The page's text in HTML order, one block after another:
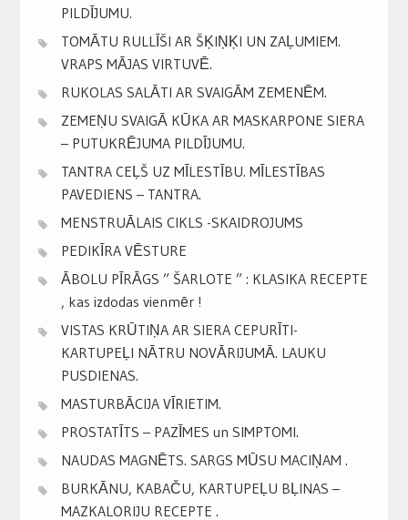
PILDĪJUMU.
TOMĀTU RULLĪŠI AR ŠĶIŅĶI UN ZAĻUMIEM.
VRAPS MĀJAS VIRTUVĒ.
RUKOLAS SALĀTI AR SVAIGĀM ZEMENĒM.
ZEMEŅU SVAIGĀ KŪKA AR MASKARPONE SIERA
– PUTUKRĒJUMA PILDĪJUMU.
TANTRA CEĻŠ UZ MĪLESTĪBU. MĪLESTĪBAS
PAVEDIENS – TANTRA.
MENSTRUĀLAIS CIKLS -SKAIDROJUMS
PEDIKĪRA VĒSTURE
ĀBOLU PĪRĀGS ” ŠARLOTE ” : KLASIKA RECEPTE
, kas izdodas vienmēr !
VISTAS KRŪTIŅA AR SIERA CEPURĪTI-
KARTUPEĻI NĀTRU NOVĀRIJUMĀ. LAUKU
PUSDIENAS.
MASTURBĀCIJA VĪRIETIM.
PROSTATĪTS – PAZĪMES un SIMPTOMI.
NAUDAS MAGNĒTS. SARGS MŪSU MACIŅAM .
BURKĀNU, KABAČU, KARTUPEĻU BĻINAS –
MAZKALORIJU RECEPTE .